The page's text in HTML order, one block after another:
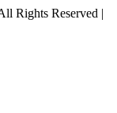
Rights Reserved |